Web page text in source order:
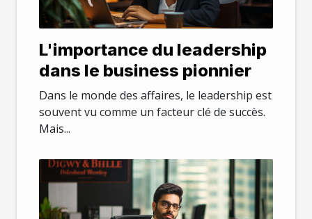
L'importance du leadership
dans le business pionnier
Dans le monde des affaires, le leadership est
souvent vu comme un facteur clé de succès.
Mais...